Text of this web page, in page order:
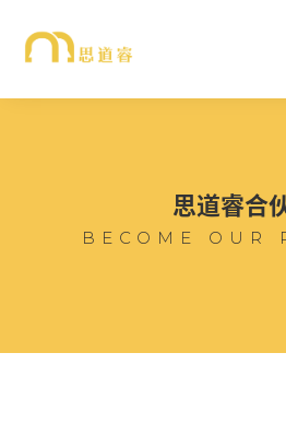
思道睿合
BECOME OUR